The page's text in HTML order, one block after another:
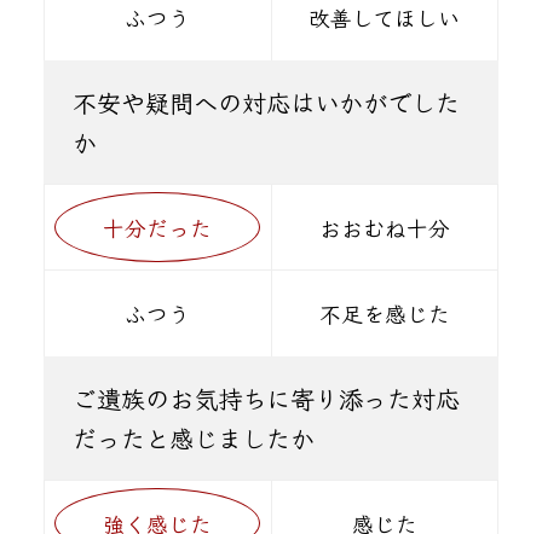
ふつう 改善してほしい
不安や疑問への対応はいかがでした
か
十分だった おおむね十分
ふつう 不足を感じた
ご遺族のお気持ちに寄り添った対応
だったと感じましたか
強く感じた 感じた